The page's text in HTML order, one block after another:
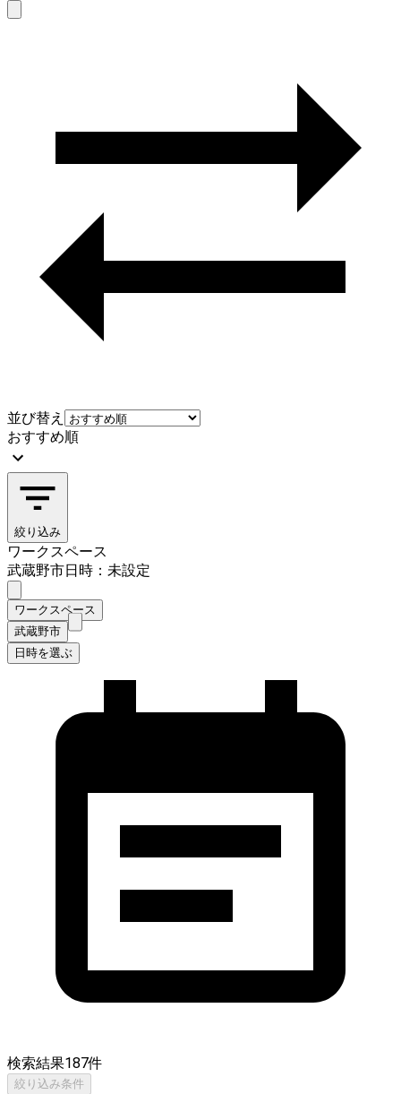
並び替え
おすすめ順
絞り込み
ワークスペース
武蔵野市日時：未設定
ワークスペース
武蔵野市
日時を選ぶ
検索結果187件
絞り込み条件